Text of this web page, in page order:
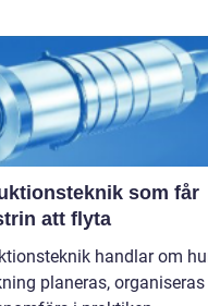
som får
att flyta
handlar om
planeras, organiseras